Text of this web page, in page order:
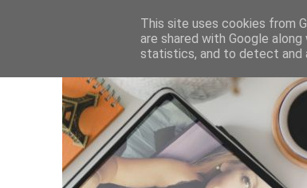
This site uses cookies from
are shared with Google
statistics, and to detect and